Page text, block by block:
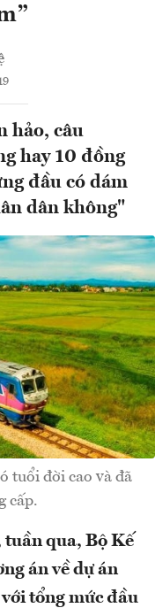
hảo, câu
hay 10 đồng
đầu có dám
dân không"
tuổi đời cao và đã
cấp.
qua, Bộ Kế
án về dự án
tổng mức đầu